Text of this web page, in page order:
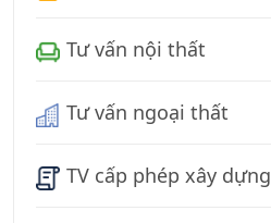
Tư vấn nội thất
Tư vấn ngoại thất
TV cấp phép xây dựng